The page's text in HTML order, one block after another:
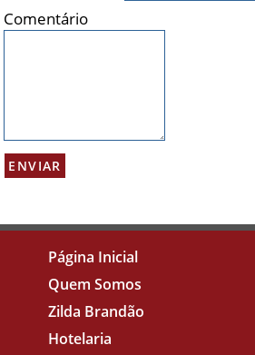
Comentário
Página Inicial
Quem Somos
Zilda Brandão
Hotelaria